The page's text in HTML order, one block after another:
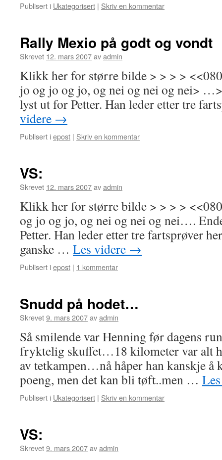
Publisert i Ukategorisert | Skriv en kommentar
Rally Mexio på godt og vondt
Skrevet 12. mars 2007avadmin
Klikk her for større bilde > > > >
jo og jo og jo, og nei og nei og nei>
lyst ut for Petter. Han leder etter tre
videre →
Publisert iepost | Skriv en kommentar
VS:
Skrevet 12. mars 2007avadmin
Klikk her for større bilde > > > >
og jo og jo, og nei og nei og nei….
Petter. Han leder etter tre fartsprøver
ganske … Les videre →
Publisert iepost | 1 kommentar
Snudd på hodet…
Skrevet9. mars 2007avadmin
Så smilende var Henning før dagens
fryktelig skuffet…18 kilometer var alt
av tetkampen…nå håper han kanskje å
poeng, men det kan bli tøft..men …
Publisert i Ukategorisert | Skriv en kommentar
VS:
Skrevet9. mars 2007avadmin